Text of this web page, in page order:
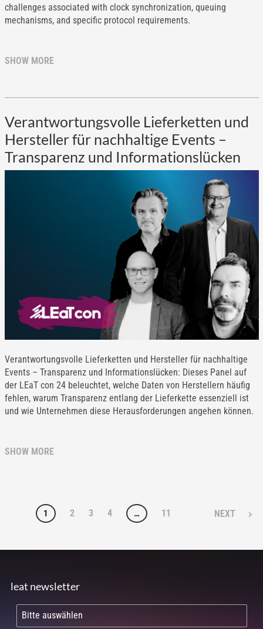
challenges associated with clock synchronization, queuing
mechanisms, and specific protocol requirements.
SHOW MORE
Verantwortungsvolle Lieferketten und
Hersteller für nachhaltige Events –
Transparenz und Informationslücken
Verantwortungsvolle Lieferketten und Hersteller für nachhaltige
Events – Transparenz und Informationslücken: Dieses Panel auf
der LEaT con 24 beleuchtet, welche Daten von Herstellern häufig
fehlen, warum Transparenz entlang der Lieferkette essenziell ist
und wie Unternehmen diese Herausforderungen angehen können.
SHOW MORE
1 2 3 4 … 11 NEXT
leat newsletter